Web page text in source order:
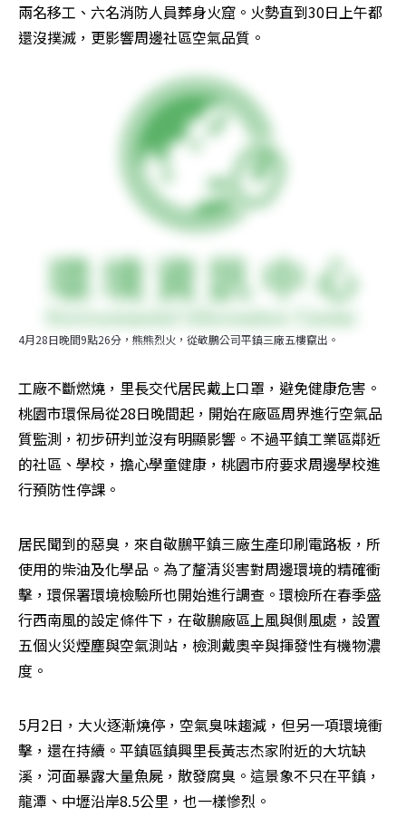
兩名移工、六名消防人員葬身火窟。火勢直到30日上午都
還沒撲滅，更影響周邊社區空氣品質。
4月28日晚間9點26分，熊熊烈火，從敬鵬公司平鎮三廠五樓竄出。
工廠不斷燃燒，里長交代居民戴上口罩，避免健康危害。
桃園市環保局從28日晚間起，開始在廠區周界進行空氣品
質監測，初步研判並沒有明顯影響。不過平鎮工業區鄰近
的社區、學校，擔心學童健康，桃園市府要求周邊學校進
行預防性停課。
居民聞到的惡臭，來自敬鵬平鎮三廠生產印刷電路板，所
使用的柴油及化學品。為了釐清災害對周邊環境的精確衝
擊，環保署環境檢驗所也開始進行調查。環檢所在春季盛
行西南風的設定條件下，在敬鵬廠區上風與側風處，設置
五個火災煙塵與空氣測站，檢測戴奧辛與揮發性有機物濃
度。
5月2日，大火逐漸燒停，空氣臭味趨減，但另一項環境衝
擊，還在持續。平鎮區鎮興里長黃志杰家附近的大坑缺
溪，河面暴露大量魚屍，散發腐臭。這景象不只在平鎮，
龍潭、中壢沿岸8.5公里，也一樣慘烈。